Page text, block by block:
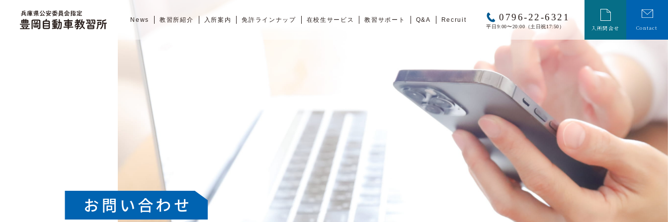
News 教習所紹介 入所案内 免許ラインナップ 在校生サービス 教習サポート Q&A Recruit 0796-22-6321
平日9:00〜20:00（土日祝17:50） 入所問合せ Contact
お問い合わせ